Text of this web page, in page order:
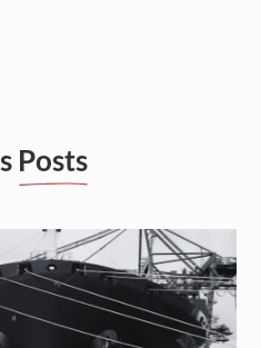
Posts